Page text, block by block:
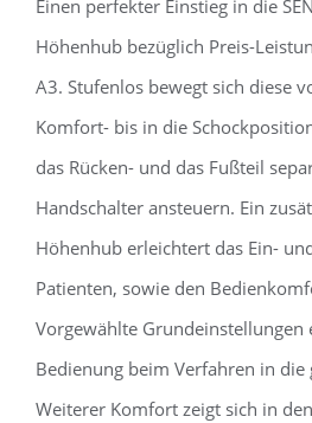
Einen perfekter Einstieg in die
Höhenhub bezüglich Preis-
A3. Stufenlos bewegt sich diese
Komfort- bis in die
das Rücken- und das Fußteil
Handschalter ansteuern. Ein
Höhenhub erleichtert das Ein-
Patienten, sowie den
Vorgewählte Grundeinstellungen
Bedienung beim Verfahren in die
Weiterer Komfort zeigt sich in